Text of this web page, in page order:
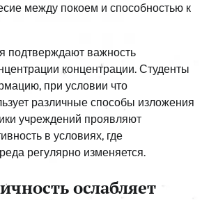
между покоем и способностью к
подтверждают важность
концентрации. Студенты
при условии что
различные способы изложения
учреждений проявляют
в условиях, где
регулярно изменяется.
ослабляет